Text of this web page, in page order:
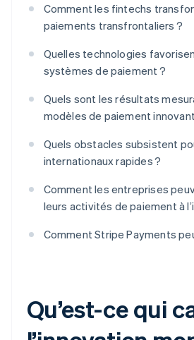
Comment les fintechs
paiements transfrontaliers ?
Quelles technologies
systèmes de paiement ?
Quels sont les résultats
modèles de paiement
Quels obstacles subsistent
internationaux rapides ?
Comment les entreprises
leurs activités de paiement à
Comment Stripe Payments
Qu’est-ce qui